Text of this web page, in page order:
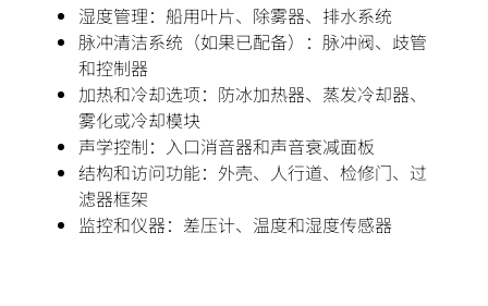
湿度管理：船用叶片、除雾器、排水系统
脉冲清洁系统（如果已配备）：脉冲阀、歧管
和控制器
加热和冷却选项：防冰加热器、蒸发冷却器、
雾化或冷却模块
声学控制：入口消音器和声音衰减面板
结构和访问功能：外壳、人行道、检修门、过
滤器框架
监控和仪器：差压计、温度和湿度传感器